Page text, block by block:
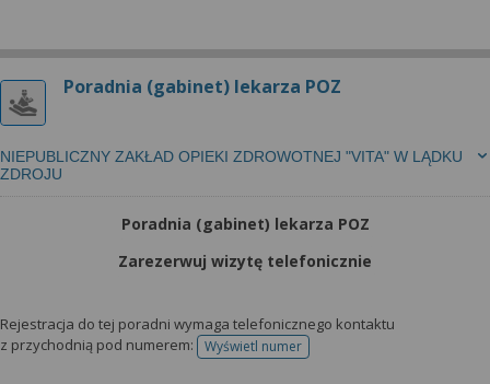
Poradnia (gabinet) lekarza POZ
NIEPUBLICZNY ZAKŁAD OPIEKI ZDROWOTNEJ "VITA" W LĄDKU
ZDROJU
Poradnia (gabinet) lekarza POZ
Zarezerwuj wizytę telefonicznie
Rejestracja do tej poradni wymaga telefonicznego kontaktu
z przychodnią pod numerem:
Wyświetl numertelefonu do rejestracji